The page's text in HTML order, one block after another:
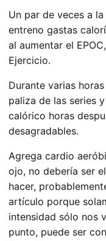
Un par de veces a
entreno gastas
al aumentar el
Ejercicio.
Durante varias
paliza de las series
calórico horas
desagradables.
Agrega cardio
ojo, no debería ser
hacer,
artículo porque
intensidad sólo nos
punto, puede ser